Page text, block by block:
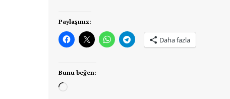
Paylaşınız:
Daha fazla
Bunu beğen:
Yükleniyor...